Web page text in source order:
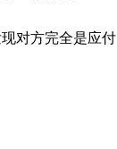
对方完全是应付